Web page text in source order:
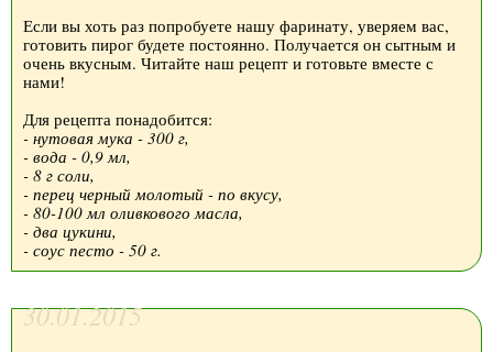
Если вы хоть раз попробуете нашу фаринату, уверяем вас,
готовить пирог будете постоянно. Получается он сытным и
очень вкусным. Читайте наш рецепт и готовьте вместе с
нами!
Для рецепта понадобится:
- нутовая мука - 300 г,
- вода - 0,9 мл,
- 8 г соли,
- перец черный молотый - по вкусу,
- 80-100 мл оливкового масла,
- два цукини,
- соус песто - 50 г.
30.01.2015